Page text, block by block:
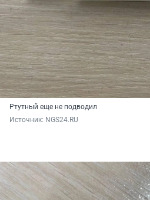
Ртутный еще не подводил
Источник: NGS24.RU